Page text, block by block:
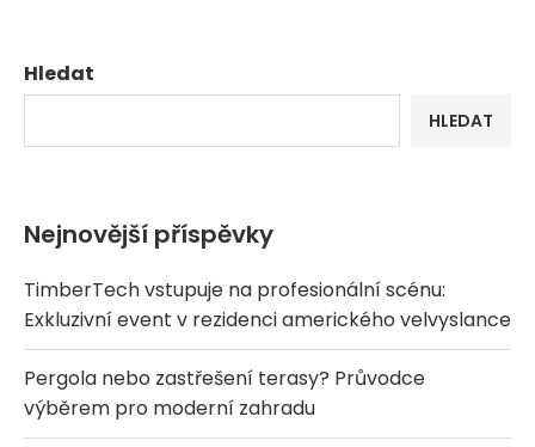
Hledat
HLEDAT
Nejnovější příspěvky
TimberTech vstupuje na profesionální scénu:
Exkluzivní event v rezidenci amerického velvyslance
Pergola nebo zastřešení terasy? Průvodce
výběrem pro moderní zahradu